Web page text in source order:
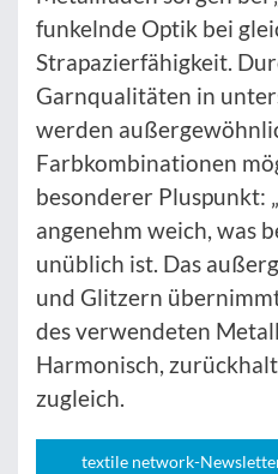
funkelnde Optik bei
Strapazierfähigkeit.
Garnqualitäten in
werden
Farbkombinationen
besonderer Pluspunkt:
angenehm weich, was
unüblich ist. Das
und Glitzern
des verwendeten
Harmonisch,
zugleich.
textile network-